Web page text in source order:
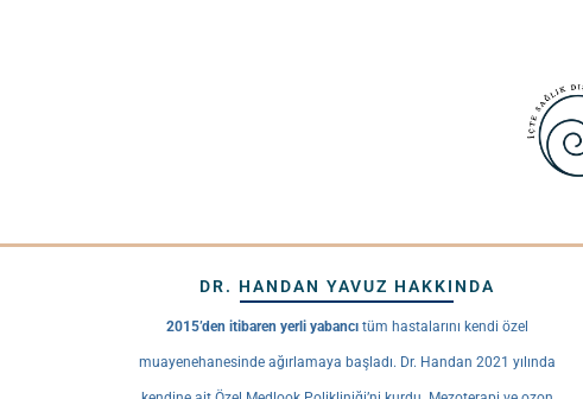
DR. HANDAN YAVUZ HAKKINDA
2015’den itibaren yerli yabancıtüm hastalarını kendi özel
muayenehanesinde ağırlamaya başladı. Dr. Handan 2021 yılında